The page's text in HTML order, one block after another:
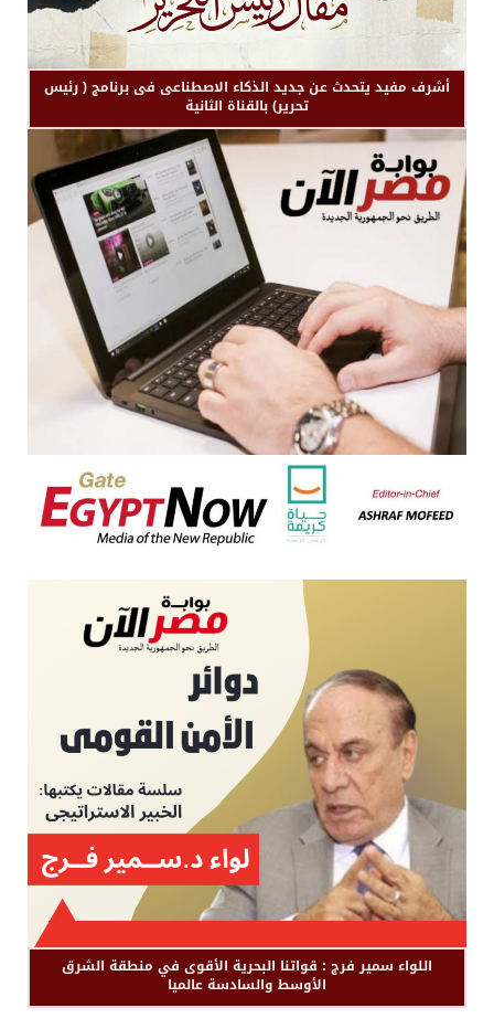
أشرف مفيد يتحدث عن جديد الذكاء الاصطناعى فى برنامج ( رئيس
تحرير) بالقناة الثانية
اللواء سمير فرج : قواتنا البحرية الأقوى في منطقة الشرق
الأوسط والسادسة عالميا